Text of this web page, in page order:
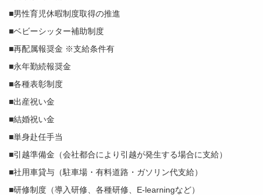
■男性育児休暇制度取得の推進
■ベビーシッター補助制度
■再配属報奨金 ※支給条件有
■永年勤続報奨金
■各種表彰制度
■出産祝い金
■結婚祝い金
■単身赴任手当
■引越準備金（会社都合により引越が発生する場合に支給）
■社用車貸与（駐車場・有料道路・ガソリン代支給）
■研修制度（導入研修、各種研修、E-learningなど）